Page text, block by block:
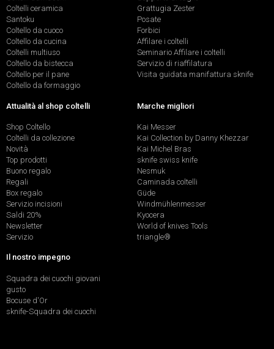
Coltelli ceramica
Santoku
Coltello da cuoco
Coltello da cucina
Coltelli multiuso
Coltello da bistecca
Coltello per il pane
Coltello da formaggio
Grattugia Zester
Posate
Forbici
Affilare i coltelli
Seminario Affilare i coltelli
Servizio di riaffilatura
Visita guidata manifattura sknife
Attualità al shop coltelli
Shop Coltello
Coltelli da collezione
Novità
Top prodotti
Buono regalo
Regali
Box regalo
Servizio incisioni
Saldi 20%
Newsletter
Servizio
Marche migliori
Kai Messer
Kai Collection by Danny Khezzar
Kai Michel Bras
sknife swiss knife
Nesmuk
Caminada coltelli
Güde
Windmühlenmesser
Kyocera
World of knives Tools
triangle®
Il nostro impegno
Squadra dei cuochi giovani
gusto
Bocuse d'Or
sknife-Squadra dei cuochi